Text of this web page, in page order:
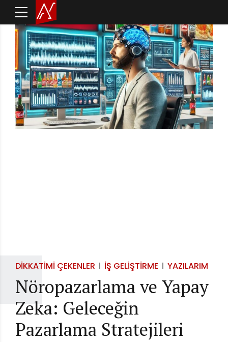
DIKKATIMI ÇEKENLER İŞ GELIŞTIRME YAZILARIM
Nöropazarlama ve Yapay
Zeka: Geleceğin
Pazarlama Stratejileri